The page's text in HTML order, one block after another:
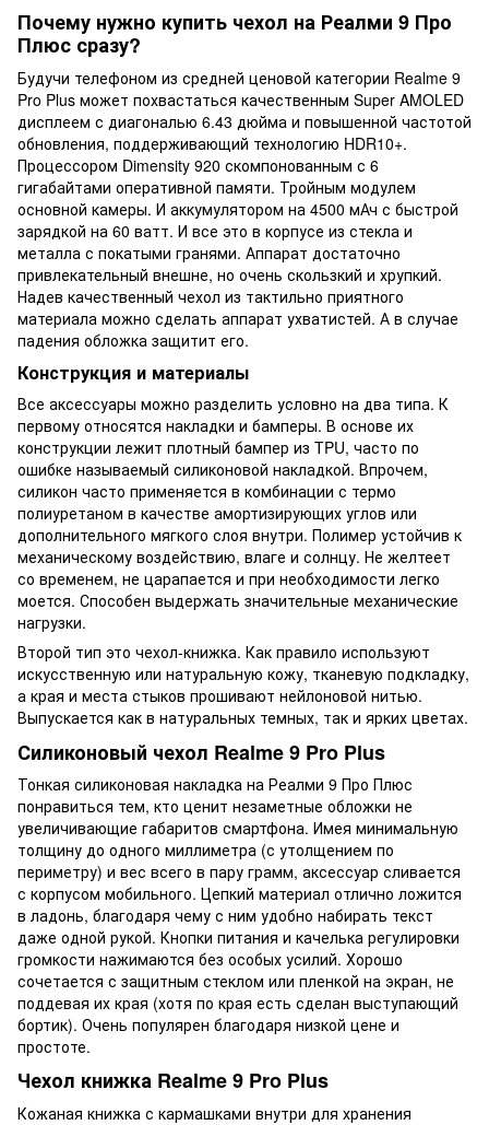
Почему нужно купить чехол на Реалми 9 Про
Плюс сразу?
Будучи телефоном из средней ценовой категории Realme 9
Pro Plus может похвастаться качественным Super AMOLED
дисплеем с диагональю 6.43 дюйма и повышенной частотой
обновления, поддерживающий технологию HDR10+.
Процессором Dimensity 920 скомпонованным с 6
гигабайтами оперативной памяти. Тройным модулем
основной камеры. И аккумулятором на 4500 мАч с быстрой
зарядкой на 60 ватт. И все это в корпусе из стекла и
металла с покатыми гранями. Аппарат достаточно
привлекательный внешне, но очень скользкий и хрупкий.
Надев качественный чехол из тактильно приятного
материала можно сделать аппарат ухватистей. А в случае
падения обложка защитит его.
Конструкция и материалы
Все аксессуары можно разделить условно на два типа. К
первому относятся накладки и бамперы. В основе их
конструкции лежит плотный бампер из TPU, часто по
ошибке называемый силиконовой накладкой. Впрочем,
силикон часто применяется в комбинации с термо
полиуретаном в качестве амортизирующих углов или
дополнительного мягкого слоя внутри. Полимер устойчив к
механическому воздействию, влаге и солнцу. Не желтеет
со временем, не царапается и при необходимости легко
моется. Способен выдержать значительные механические
нагрузки.
Второй тип это чехол-книжка. Как правило используют
искусственную или натуральную кожу, тканевую подкладку,
а края и места стыков прошивают нейлоновой нитью.
Выпускается как в натуральных темных, так и ярких цветах.
Силиконовый чехол Realme 9 Pro Plus
Тонкая силиконовая накладка на Реалми 9 Про Плюс
понравиться тем, кто ценит незаметные обложки не
увеличивающие габаритов смартфона. Имея минимальную
толщину до одного миллиметра (с утолщением по
периметру) и вес всего в пару грамм, аксессуар сливается
с корпусом мобильного. Цепкий материал отлично ложится
в ладонь, благодаря чему с ним удобно набирать текст
даже одной рукой. Кнопки питания и качелька регулировки
громкости нажимаются без особых усилий. Хорошо
сочетается с защитным стеклом или пленкой на экран, не
поддевая их края (хотя по края есть сделан выступающий
бортик). Очень популярен благодаря низкой цене и
простоте.
Чехол книжка Realme 9 Pro Plus
Кожаная книжка с кармашками внутри для хранения